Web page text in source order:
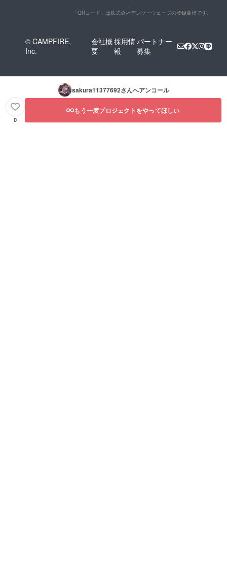
「QRコード」は株式会社デンソーウェーブの登録商標です。
© CAMPFIRE,
Inc.
会社概
要
採用情
報
パートナー
募集
sakura11377692さんへアンコール
0
もう一度プロジェクトをやってほしい